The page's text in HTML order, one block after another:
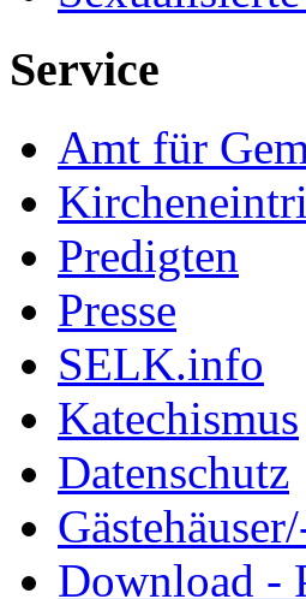
Service
Amt für
Predigten
Presse
SELK.info
Katechismus
Datenschutz
Download -